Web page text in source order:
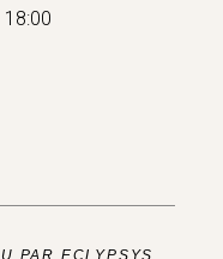
PAR ECLYPSYS